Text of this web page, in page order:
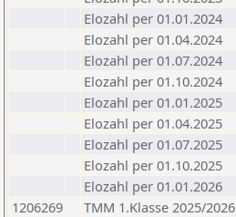
Elozahl per 01.01.2024
Elozahl per 01.04.2024
Elozahl per 01.07.2024
Elozahl per 01.10.2024
Elozahl per 01.01.2025
Elozahl per 01.04.2025
Elozahl per 01.07.2025
Elozahl per 01.10.2025
Elozahl per 01.01.2026
1206269
TMM 1.Klasse 2025/2026